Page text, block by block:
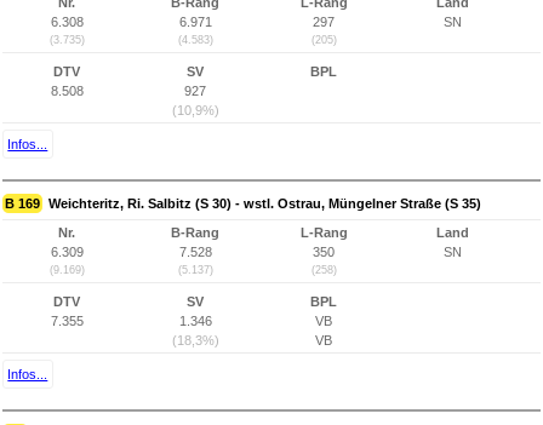
6.308
(3.735)
6.971
(4.583)
297
(205)
SN
DTV
8.508
SV
927
(10,9%)
BPL
Infos...
B 169 Weichteritz, Ri. Salbitz (S 30) - wstl. Ostrau, Müngelner Straße (S 35)
Nr.
6.309
(9.169)
B-Rang
7.528
(5.137)
L-Rang
350
(258)
Land
SN
DTV
7.355
SV
1.346
(18,3%)
BPL
VB
VB
Infos...